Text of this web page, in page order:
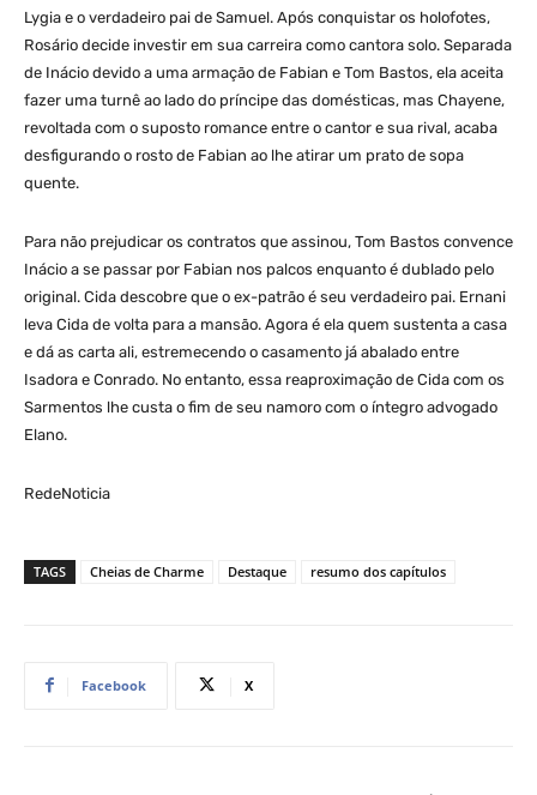
Lygia e o verdadeiro pai de Samuel. Após conquistar os holofotes,
Rosário decide investir em sua carreira como cantora solo. Separada
de Inácio devido a uma armação de Fabian e Tom Bastos, ela aceita
fazer uma turnê ao lado do príncipe das domésticas, mas Chayene,
revoltada com o suposto romance entre o cantor e sua rival, acaba
desfigurando o rosto de Fabian ao lhe atirar um prato de sopa
quente.
Para não prejudicar os contratos que assinou, Tom Bastos convence
Inácio a se passar por Fabian nos palcos enquanto é dublado pelo
original. Cida descobre que o ex-patrão é seu verdadeiro pai. Ernani
leva Cida de volta para a mansão. Agora é ela quem sustenta a casa
e dá as carta ali, estremecendo o casamento já abalado entre
Isadora e Conrado. No entanto, essa reaproximação de Cida com os
Sarmentos lhe custa o fim de seu namoro com o íntegro advogado
Elano.
RedeNoticia
TAGS Cheias de Charme Destaque resumo dos capítulos
Facebook X